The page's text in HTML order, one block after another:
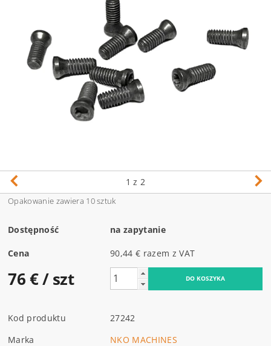
1 z 2
Opakowanie zawiera 10 sztuk
Dostępność na zapytanie
Cena 90,44 € razem z VAT
76 €/ szt
Kod produktu
27242
Marka
NKO MACHINES